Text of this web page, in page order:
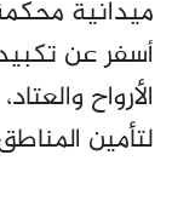
ميدانية
أسفر عن
الأرواح
لتأمين